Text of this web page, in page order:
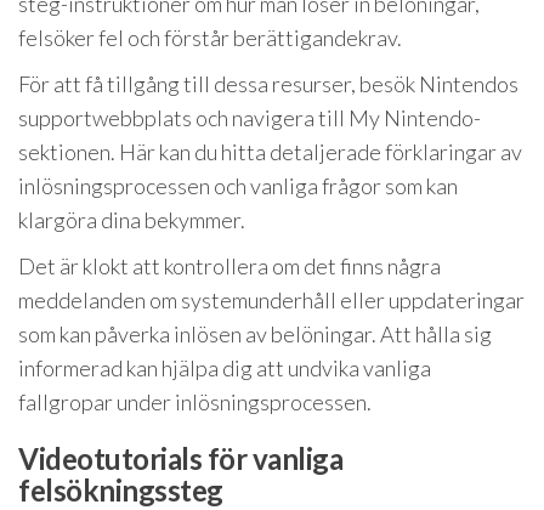
felsöker fel och förstår berättigandekrav.
För att få tillgång till dessa resurser, besök Nintendos
supportwebbplats och navigera till My Nintendo-
sektionen. Här kan du hitta detaljerade förklaringar av
inlösningsprocessen och vanliga frågor som kan
klargöra dina bekymmer.
Det är klokt att kontrollera om det finns några
meddelanden om systemunderhåll eller uppdateringar
som kan påverka inlösen av belöningar. Att hålla sig
informerad kan hjälpa dig att undvika vanliga
fallgropar under inlösningsprocessen.
Videotutorials för vanliga
felsökningssteg